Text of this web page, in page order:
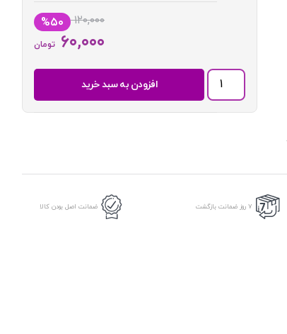
۱۲۰,۰۰۰
۶۰,۰۰۰ تومان
%۵۰
قانون
انتخابات
مجلس
شورای
افزودن به سبد خرید
7 روز ضمانت بازگشت ضمانت اصل بودن کالا